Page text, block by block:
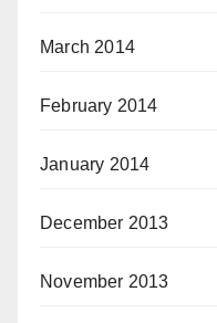
March 2014
February 2014
January 2014
December 2013
November 2013